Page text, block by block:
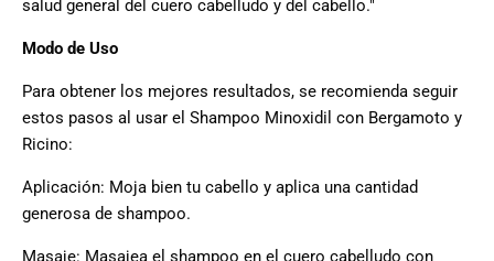
salud general del cuero cabelludo y del cabello."
Modo de Uso
Para obtener los mejores resultados, se recomienda seguir
estos pasos al usar el Shampoo Minoxidil con Bergamoto y
Ricino:
Aplicación: Moja bien tu cabello y aplica una cantidad
generosa de shampoo.
Masaje: Masajea el shampoo en el cuero cabelludo con